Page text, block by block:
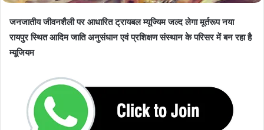
जनजातीय जीवनशैली पर आधारित ट्रायबल म्यूज्यिम जल्द लेगा मूर्तरूप नया
रायपुर स्थित आदिम जाति अनुसंधान एवं प्रशिक्षण संस्थान के परिसर में बन रहा है
म्यूजियम